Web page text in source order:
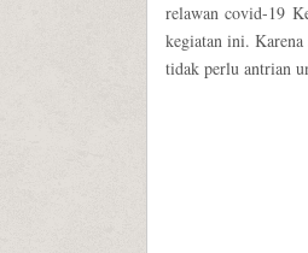
relawan covid-19
kegiatan ini.
tidak perlu antrian